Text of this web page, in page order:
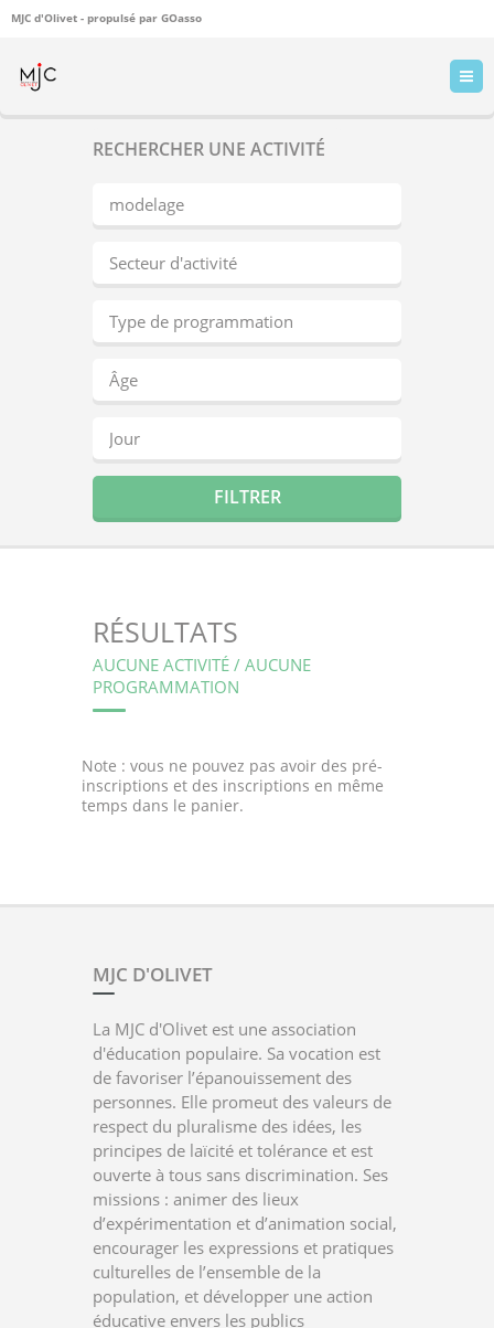
MJC d'Olivet - propulsé par GOasso
RECHERCHER UNE ACTIVITÉ
RÉSULTATS
AUCUNE ACTIVITÉ / AUCUNE
PROGRAMMATION
Note : vous ne pouvez pas avoir des pré-
inscriptions et des inscriptions en même
temps dans le panier.
MJC D'OLIVET
La MJC d'Olivet est une association
d'éducation populaire. Sa vocation est
de favoriser l’épanouissement des
personnes. Elle promeut des valeurs de
respect du pluralisme des idées, les
principes de laïcité et tolérance et est
ouverte à tous sans discrimination. Ses
missions : animer des lieux
d’expérimentation et d’animation social,
encourager les expressions et pratiques
culturelles de l’ensemble de la
population, et développer une action
éducative envers les publics